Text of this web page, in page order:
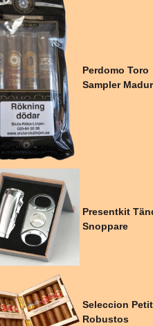
Perdomo Toro
Sampler
Presentkit
Snoppare
Seleccion Petit
Robustos